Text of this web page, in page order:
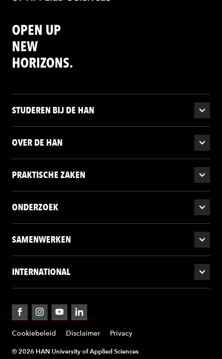
OPEN UP
NEW
HORIZONS.
STUDEREN BIJ DE HAN
OVER DE HAN
PRAKTISCHE ZAKEN
ONDERZOEK
SAMENWERKEN
INTERNATIONAL
FacebookInstagramYouTubeLinkedIn
Cookiebeleid Disclaimer Privacy
© 2026 HAN University of Applied Sciences